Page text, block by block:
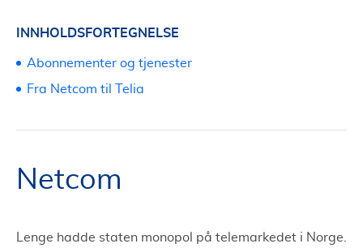
Netcom
Lenge hadde staten monopol på telemarkedet i Norge.
INNHOLDSFORTEGNELSE
Abonnementer og tjenester
Fra Netcom til Telia